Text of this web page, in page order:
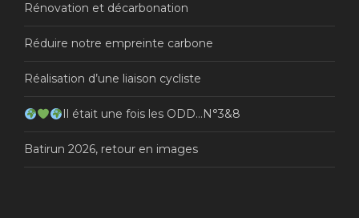
Rénovation et décarbonation
Réduire notre empreinte carbone
Réalisation d’une liaison cycliste
Il était une fois les ODD…N°3&8
Batirun 2026, retour en images